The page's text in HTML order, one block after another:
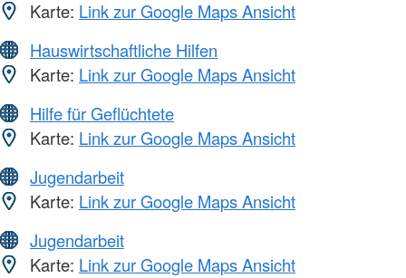
Karte: Link zur Google Maps Ansicht
Hauswirtschaftliche Hilfen
Karte: Link zur Google Maps Ansicht
Hilfe für Geflüchtete
Karte: Link zur Google Maps Ansicht
Jugendarbeit
Karte: Link zur Google Maps Ansicht
Jugendarbeit
Karte: Link zur Google Maps Ansicht